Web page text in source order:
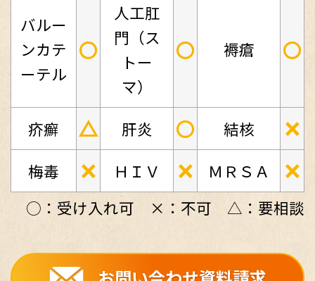
バルー
ンカテ
ーテル
○
人工肛
門（ス
トー
マ）
○ 褥瘡 ○
疥癬 △ 肝炎 ○ 結核 ×
梅毒 × ＨＩＶ × ＭＲＳＡ ×
○：受け入れ可 ×：不可 △：要相談